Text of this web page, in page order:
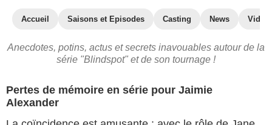
Accueil Saisons et Episodes Casting News
Anecdotes, potins, actus et secrets inavouables autour de la
série "Blindspot" et de son tournage !
Pertes de mémoire en série pour Jaimie
Alexander